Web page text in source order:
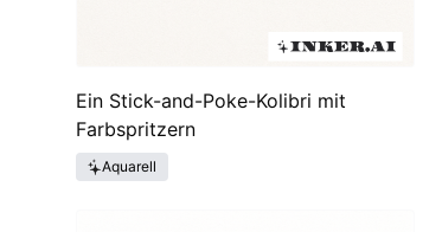
Ein Stick-and-Poke-Kolibri mit
Farbspritzern
Aquarell